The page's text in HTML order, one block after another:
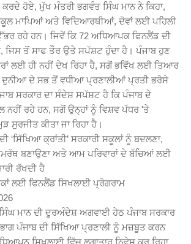
ਕਰਦੇ ਹੋਏ, ਮੁੱਖ ਮੰਤਰੀ ਭਗਵੰਤ ਸਿੰਘ ਮਾਨ ਨੇ ਕਿਹਾ,
ਮਾਪਿਆਂ ਅਤੇ ਵਿਦਿਆਰਥੀਆਂ, ਦੋਵਾਂ ਲਈ ਪਹਿਲੀ
ਰਹੇ ਹਨ। ਜਿਵੇਂ ਕਿ 72 ਅਧਿਆਪਕ ਫਿਨਲੈਂਡ ਦੀ
ਜਿਸ ਤੋਂ ਸਾਫ ਤੌਰ ਉਤੇ ਸਪੱਸ਼ਟ ਹੁੰਦਾ ਹੈ। ਪੰਜਾਬ ਹੁਣ
ਲਈ ਹੀ ਨਹੀਂ ਦੇਖ ਰਿਹਾ ਹੈ, ਸਗੋਂ ਭਵਿੱਖ ਲਈ ਤਿਆਰ
ਦੁਨੀਆ ਦੇ ਸਭ ਤੋਂ ਵਧੀਆ ਪ੍ਰਣਾਲੀਆਂ ਪ੍ਰਤੀ ਭਰੋਸੇ
ਸਰਕਾਰ ਦਾ ਸੰਦੇਸ਼ ਸਪੱਸ਼ਟ ਹੈ ਕਿ ਪੰਜਾਬ ਦੇ
ਨਹੀਂ ਰਹੇ ਹਨ, ਸਗੋਂ ਉਨ੍ਹਾਂ ਨੂੰ ਵਿਸ਼ਵ ਪੱਧਰ 'ਤੇ
ਸੁਰਜੀਤ ਕੀਤਾ ਜਾ ਰਿਹਾ ਹੈ।
‘ਸਿੱਖਿਆ ਕ੍ਰਾਂਤੀ’ ਸਰਕਾਰੀ ਸਕੂਲਾਂ ਨੂੰ ਬਦਲਣਾ,
ਬਣਾਉਣਾ ਅਤੇ ਆਮ ਪਰਿਵਾਰਾਂ ਦੇ ਬੱਚਿਆਂ ਲਈ
ਰੱਖਦੀ ਹੈ
ਲਈ ਫਿਨਲੈਂਡ ਸਿਖਲਾਈ ਪ੍ਰੋਗਰਾਮ
ਮਾਨ ਦੀ ਦੂਰਅੰਦੇਸ਼ ਅਗਵਾਈ ਹੇਠ ਪੰਜਾਬ ਸਰਕਾਰ
ਪੰਜਾਬ ਦੀ ਸਿੱਖਿਆ ਪ੍ਰਣਾਲੀ ਨੂੰ ਮਜ਼ਬੂਤ ਕਰਨ
ਸਿਖਲਾਈ ਵਿੱਚ ਲਗਾਤਾਰ ਨਿਵੇਸ਼ ਕਰ ਰਿਹਾ